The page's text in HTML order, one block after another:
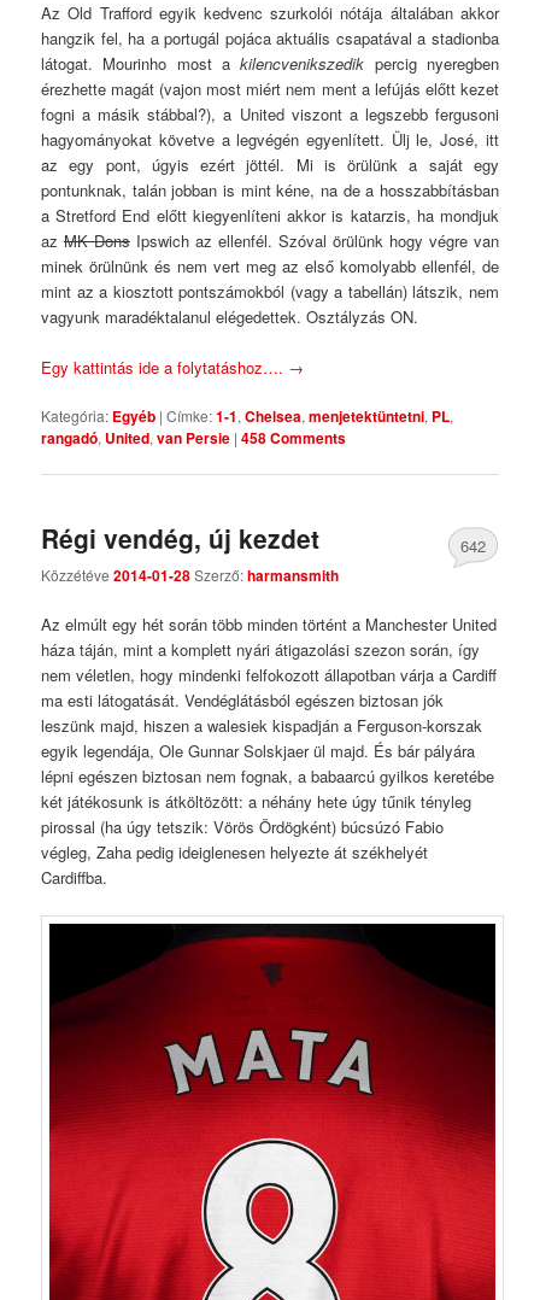
Az Old Trafford egyik kedvenc szurkolói nótája általában akkor
hangzik fel, ha a portugál pojáca aktuális csapatával a stadionba
látogat. Mourinho most akilencvenikszedik percig nyeregben
érezhette magát (vajon most miért nem ment a lefújás előtt kezet
fogni a másik stábbal?), a United viszont a legszebb fergusoni
hagyományokat követve a legvégén egyenlített. Ülj le, José, itt
az egy pont, úgyis ezért jöttél. Mi is örülünk a saját egy
pontunknak, talán jobban is mint kéne, na de a hosszabbításban
a Stretford End előtt kiegyenlíteni akkor is katarzis, ha mondjuk
azMK Dons Ipswich az ellenfél. Szóval örülünk hogy végre van
minek örülnünk és nem vert meg az első komolyabb ellenfél, de
mint az a kiosztott pontszámokból (vagy a tabellán) látszik, nem
vagyunk maradéktalanul elégedettek. Osztályzás ON.
Egy kattintás ide a folytatáshoz…. →
Kategória: Egyéb |Címke:1-1,Chelsea,menjetektüntetni, PL,
rangadó, United,van Persie |458 Comments
Régi vendég, új kezdet
Közzétéve2014-01-28Szerző:harmansmith
642
Az elmúlt egy hét során több minden történt a Manchester United
háza táján, mint a komplett nyári átigazolási szezon során, így
nem véletlen, hogy mindenki felfokozott állapotban várja a Cardiff
ma esti látogatását. Vendéglátásból egészen biztosan jók
leszünk majd, hiszen a walesiek kispadján a Ferguson-korszak
egyik legendája, Ole Gunnar Solskjaer ül majd. És bár pályára
lépni egészen biztosan nem fognak, a babaarcú gyilkos keretébe
két játékosunk is átköltözött: a néhány hete úgy tűnik tényleg
pirossal (ha úgy tetszik: Vörös Ördögként) búcsúzó Fabio
végleg, Zaha pedig ideiglenesen helyezte át székhelyét
Cardiffba.